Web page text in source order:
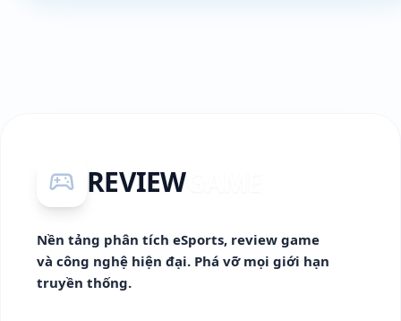
sports_esports REVIEWGAME
Nền tảng phân tích eSports, review game
và công nghệ hiện đại. Phá vỡ mọi giới hạn
truyền thống.